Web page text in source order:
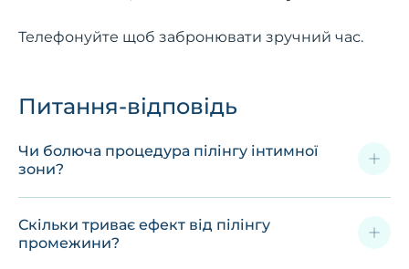
Телефонуйте щоб забронювати зручний час.
Питання-відповідь
Чи болюча процедура пілінгу інтимної
зони?
Скільки триває ефект від пілінгу
промежини?